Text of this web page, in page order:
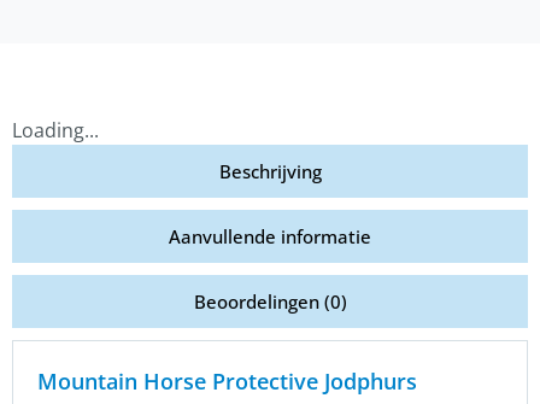
Loading...
Beschrijving
Aanvullende informatie
Beoordelingen (0)
Mountain Horse Protective Jodphurs